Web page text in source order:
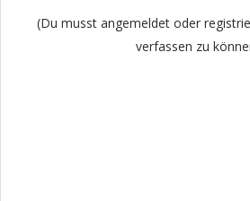
(Du musst angemeldet oder
verfassen zu